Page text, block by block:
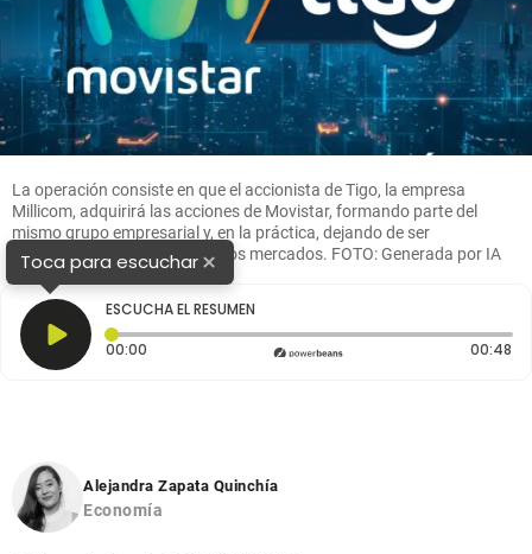
La operación consiste en que el accionista de Tigo, la empresa
Millicom, adquirirá las acciones de Movistar, formando parte del
mismo grupo empresarial y, en la práctica, dejando de ser
competidores directos en varios mercados. FOTO: Generada por IA
Toca para escuchar×
ESCUCHA EL RESUMEN
00:00 Tiempo transcurrido: 0 segundos 00:48
Alejandra Zapata Quinchía
Economía